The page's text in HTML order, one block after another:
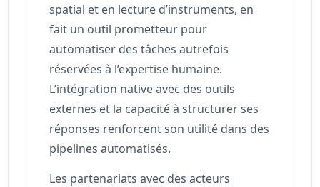
spatial et en lecture d’instruments, en
fait un outil prometteur pour
automatiser des tâches autrefois
réservées à l’expertise humaine.
L’intégration native avec des outils
externes et la capacité à structurer ses
réponses renforcent son utilité dans des
pipelines automatisés.
Les partenariats avec des acteurs